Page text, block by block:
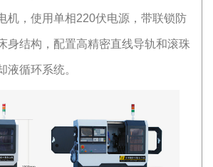
机，使用单相220伏电源，带联锁防
身结构，配置高精密直线导轨和滚珠
液循环系统。